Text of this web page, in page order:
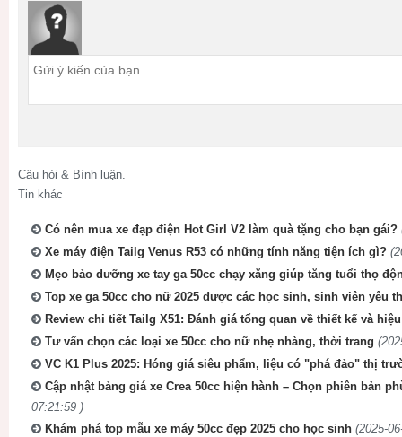
Câu hỏi & Bình luận.
Tin khác
Có nên mua xe đạp điện Hot Girl V2 làm quà tặng cho bạn gái?
Xe máy điện Tailg Venus R53 có những tính năng tiện ích gì?
Mẹo bảo dưỡng xe tay ga 50cc chạy xăng giúp tăng tuổi thọ
Top xe ga 50cc cho nữ 2025 được các học sinh, sinh viên yêu
Review chi tiết Tailg X51: Đánh giá tổng quan về thiết kế và
Tư vấn chọn các loại xe 50cc cho nữ nhẹ nhàng, thời trang
VC K1 Plus 2025: Hóng giá siêu phẩm, liệu có "phá đảo" thị
Cập nhật bảng giá xe Crea 50cc hiện hành – Chọn phiên bản
07:21:59 )
Khám phá top mẫu xe máy 50cc đẹp 2025 cho học sinh (2025-